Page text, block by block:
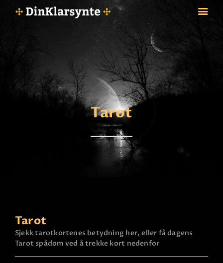
FORSIDE
ASTROLOGI
STJERNETEGN
TAROTKORT
KLARSYNTE
Tarot
Tarot
Sjekk tarotkortenes betydning her, eller få dagens
Tarot spådom ved å trekke kort nedenfor